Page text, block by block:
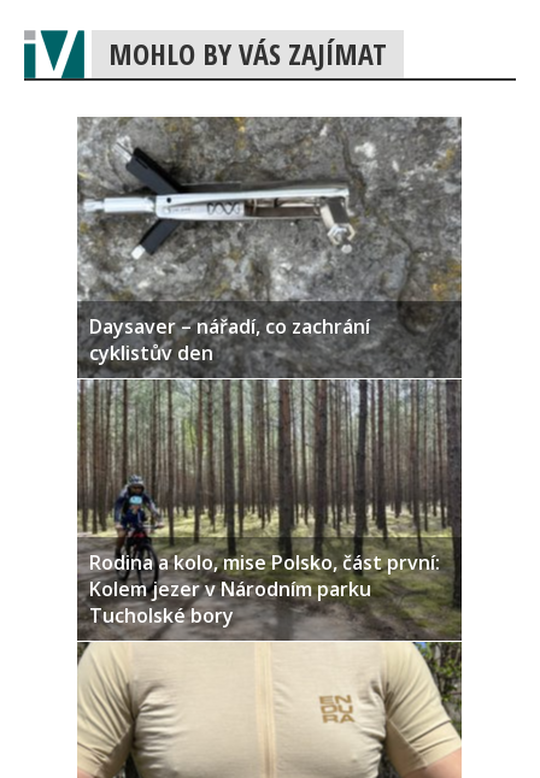
MOHLO BY VÁS ZAJÍMAT
Daysaver – nářadí, co zachrání
cyklistův den
Rodina a kolo, mise Polsko, část první:
Kolem jezer v Národním parku
Tucholské bory